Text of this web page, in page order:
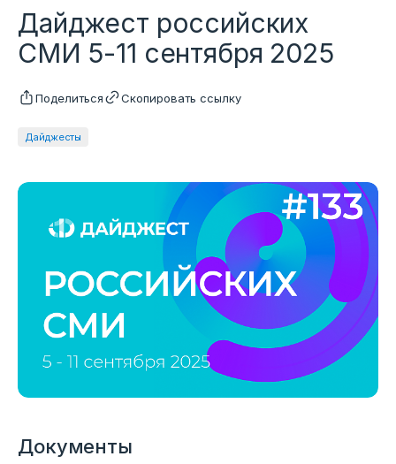
Контакты
Документы
Дайджесты
Дайджест российских
СМИ 5-11 сентября 2025
Поделиться Скопировать ссылку
Документы